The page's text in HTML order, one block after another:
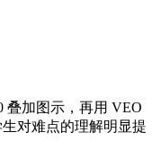
叠加图示，再用 VEO
对难点的理解明显提